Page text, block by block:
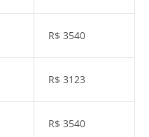
R$ 3540
R$ 3123
R$ 3540